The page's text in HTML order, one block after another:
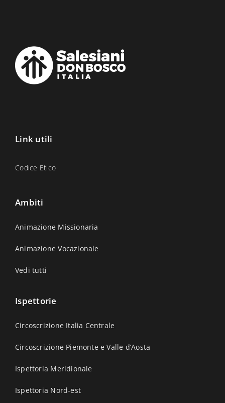
Link utili
Codice Etico
Ambiti
Animazione Missionaria
Animazione Vocazionale
Vedi tutti
Ispettorie
Circoscrizione Italia Centrale
Circoscrizione Piemonte e Valle d’Aosta
Ispettoria Meridionale
Ispettoria Nord-est